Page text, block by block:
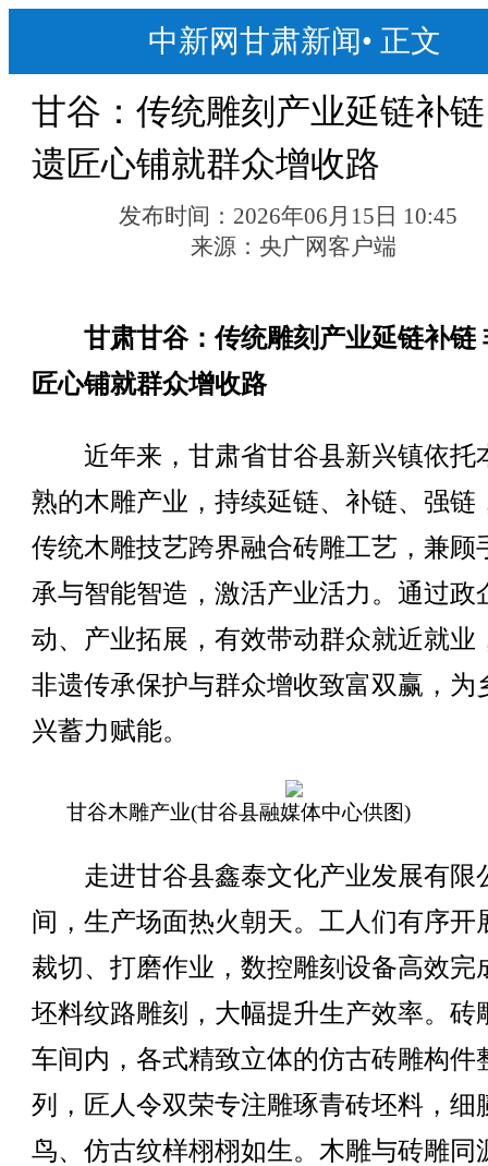
中新网甘肃新闻• 正文
甘谷：传统雕刻产业延链补
遗匠心铺就群众增收路
发布时间： 2026年06月15日 10:45
来源： 央广网客户端
甘肃甘谷：传统雕刻产业延链补链
匠心铺就群众增收路
近年来，甘肃省甘谷县新兴镇依托
熟的木雕产业，持续延链、补链、强链
传统木雕技艺跨界融合砖雕工艺，兼顾
承与智能智造，激活产业活力。通过政
动、产业拓展，有效带动群众就近就业
非遗传承保护与群众增收致富双赢，为
兴蓄力赋能。
甘谷木雕产业(甘谷县融媒体中心供图)
走进甘谷县鑫泰文化产业发展有限
间，生产场面热火朝天。工人们有序开
裁切、打磨作业，数控雕刻设备高效完
坯料纹路雕刻，大幅提升生产效率。砖
车间内，各式精致立体的仿古砖雕构件
列，匠人令双荣专注雕琢青砖坯料，细
鸟、仿古纹样栩栩如生。木雕与砖雕同